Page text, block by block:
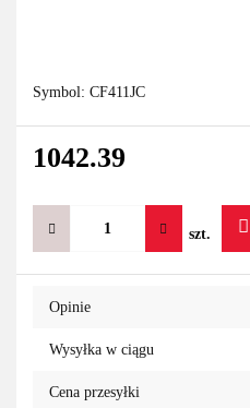
Symbol: CF411JC
1042.39
szt.
Opinie
Wysyłka w ciągu
Cena przesyłki